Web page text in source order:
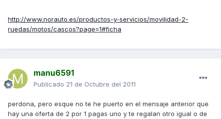
http://www.norauto.es/productos-y-servicios/movilidad-2-
ruedas/motos/cascos?page=1#ficha
manu6591
Publicado 21 de Octubre del 2011
perdona, pero esque no te he puerto en el mensaje anterior que
hay una oferta de 2 por 1 pagas uno y te regalan otro igual o de